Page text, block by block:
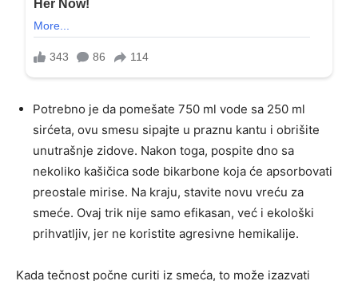
Potrebno je da pomešate 750 ml vode sa 250 ml
sirćeta, ovu smesu sipajte u praznu kantu i obrišite
unutrašnje zidove. Nakon toga, pospite dno sa
nekoliko kašičica sode bikarbone koja će apsorbovati
preostale mirise. Na kraju, stavite novu vreću za
smeće. Ovaj trik nije samo efikasan, već i ekološki
prihvatljiv, jer ne koristite agresivne hemikalije.
Kada tečnost počne curiti iz smeća, to može izazvati